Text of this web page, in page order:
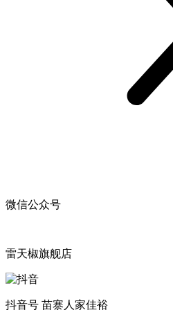
微信公众号
雷天椒旗舰店
抖音号 苗寨人家佳裕